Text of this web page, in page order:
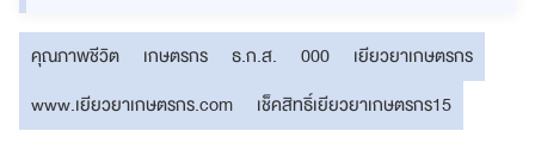
คุณภาพชีวิต เกษตรกร ธ.ก.ส. 000
เยียวยาเกษตรกร
www.เยียวยาเกษตรกร.com
เช็คสิทธิ์เยียวยาเกษตรกร15